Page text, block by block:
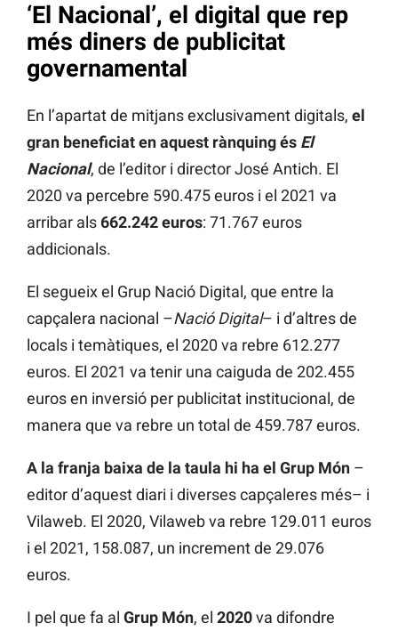
‘El Nacional’, el digital que rep
més diners de publicitat
governamental
En l’apartat de mitjans exclusivament digitals, el
gran beneficiat en aquest rànquing és El
Nacional, de l’editor i director José Antich. El
2020 va percebre 590.475 euros i el 2021 va
arribar als662.242 euros: 71.767 euros
addicionals.
El segueix el Grup Nació Digital, que entre la
capçalera nacional –Nació Digital– i d’altres de
locals i temàtiques, el 2020 va rebre 612.277
euros. El 2021 va tenir una caiguda de 202.455
euros en inversió per publicitat institucional, de
manera que va rebre un total de 459.787 euros.
A la franja baixa de la taula hi ha el Grup Món –
editor d’aquest diari i diverses capçaleres més– i
Vilaweb. El 2020, Vilaweb va rebre 129.011 euros
i el 2021, 158.087, un increment de 29.076
euros.
I pel que fa al Grup Món, el 2020va difondre